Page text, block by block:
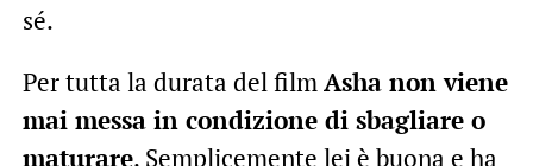
sé.
Per tutta la durata del film Asha non viene
mai messa in condizione di sbagliare o
maturare. Semplicemente lei è buona e ha